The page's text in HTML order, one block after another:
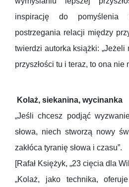
inspirację do pomyślenia
postrzegania relacji między
twierdzi autorka książki:
przyszłości tu i teraz, to ona nie
Kolaż, siekanina, wycinanka
„Jeśli chcesz podjąć
słowa, niech stworzą nowy
zakłóca tyranię słowa i czasu”.
[Rafał Księżyk, „23 cięcia dla
„Kolaż, jako technika,